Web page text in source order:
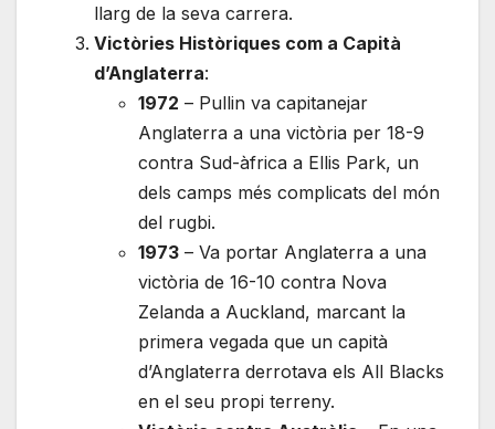
llarg de la seva carrera.
Victòries Històriques com a Capità
d’Anglaterra:
1972 – Pullin va capitanejar
Anglaterra a una victòria per 18-9
contra Sud-àfrica a Ellis Park, un
dels camps més complicats del món
del rugbi.
1973 – Va portar Anglaterra a una
victòria de 16-10 contra Nova
Zelanda a Auckland, marcant la
primera vegada que un capità
d’Anglaterra derrotava els All Blacks
en el seu propi terreny.